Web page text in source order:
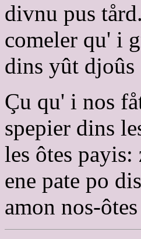
divnu pus
comeler qu' i
dins yût djoûs
Çu qu' i nos
spepier dins
les ôtes
ene pate po
amon nos-ôtes